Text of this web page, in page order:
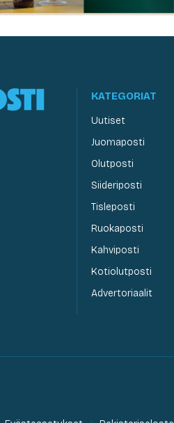
KATEGORIAT
Uutiset
Juomaposti
Olutposti
Siideriposti
Tisleposti
Ruokaposti
Kahviposti
Kotiolutposti
Advertoriaalit